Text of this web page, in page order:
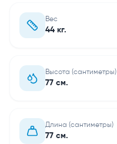
Вес
44 кг.
Высота (сантиметры)
77 см.
Длина (сантиметры)
77 см.